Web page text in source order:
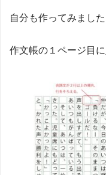
自分も作ってみました
作文帳の１ページ目に